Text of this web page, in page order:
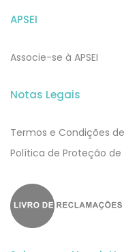
APSEI
Associe-se à APSEI
Notas Legais
Termos e Condições
​​Política de Proteção de